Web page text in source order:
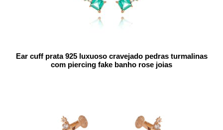
Ear cuff prata 925 luxuoso cravejado pedras turmalinas
com piercing fake banho rose joias